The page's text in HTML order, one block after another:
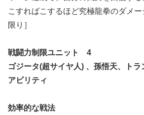
こすればこするほど究極龍拳のダメ
限り］
戦闘力制限ユニット 4
ゴジータ(超サイヤ人) 、孫悟天、トラ
アビリティ
効率的な戦法